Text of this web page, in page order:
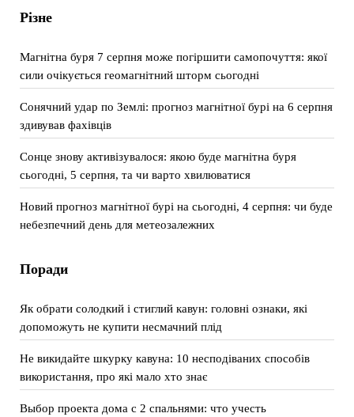
Різне
Магнітна буря 7 серпня може погіршити самопочуття: якої
сили очікується геомагнітний шторм сьогодні
Сонячний удар по Землі: прогноз магнітної бурі на 6 серпня
здивував фахівців
Сонце знову активізувалося: якою буде магнітна буря
сьогодні, 5 серпня, та чи варто хвилюватися
Новий прогноз магнітної бурі на сьогодні, 4 серпня: чи буде
небезпечний день для метеозалежних
Поради
Як обрати солодкий і стиглий кавун: головні ознаки, які
допоможуть не купити несмачний плід
Не викидайте шкурку кавуна: 10 несподіваних способів
використання, про які мало хто знає
Выбор проекта дома с 2 спальнями: что учесть